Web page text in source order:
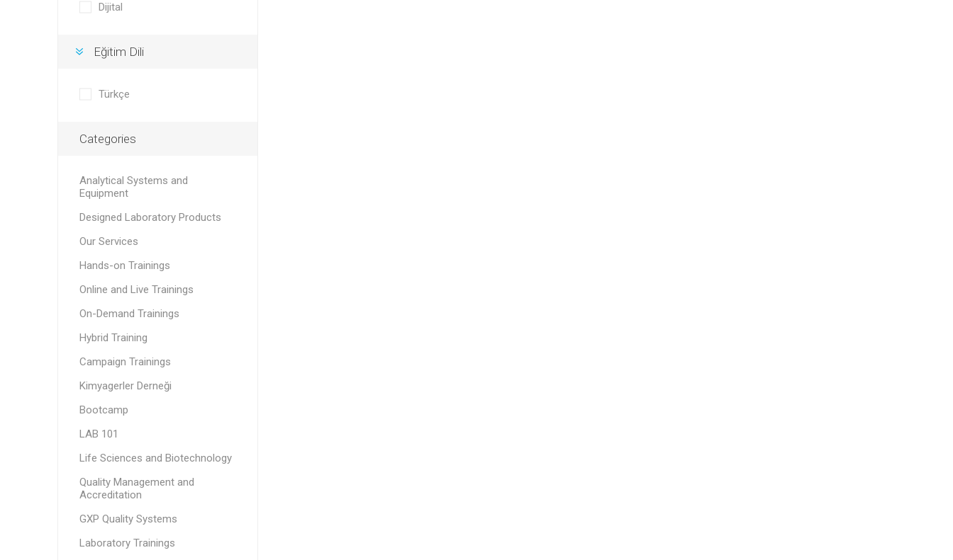
Dijital
Eğitim Dili
Türkçe
Categories
Analytical Systems and
Equipment
Designed Laboratory Products
Our Services
Hands-on Trainings
Online and Live Trainings
On-Demand Trainings
Hybrid Training
Campaign Trainings
Kimyagerler Derneği
Bootcamp
LAB 101
Life Sciences and Biotechnology
Quality Management and
Accreditation
GXP Quality Systems
Laboratory Trainings